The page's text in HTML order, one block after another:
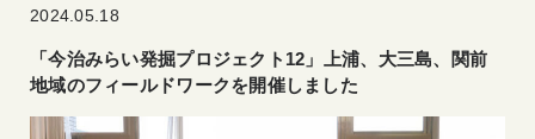
2024.05.18
「今治みらい発掘プロジェクト12」上浦、大三島、関前
地域のフィールドワークを開催しました